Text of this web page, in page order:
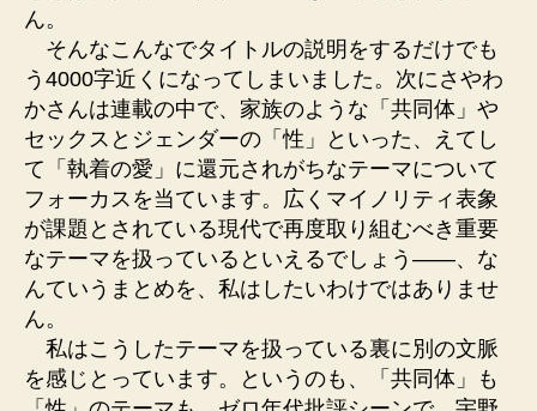
ん。
そんなこんなでタイトルの説明をするだけでも
う4000字近くになってしまいました。次にさやわ
かさんは連載の中で、家族のような「共同体」や
セックスとジェンダーの「性」といった、えてし
て「執着の愛」に還元されがちなテーマについて
フォーカスを当ています。広くマイノリティ表象
が課題とされている現代で再度取り組むべき重要
なテーマを扱っているといえるでしょう――、な
んていうまとめを、私はしたいわけではありませ
ん。
私はこうしたテーマを扱っている裏に別の文脈
を感じとっています。というのも、「共同体」も